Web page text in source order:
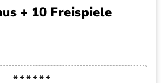
+ 10 Freispiele